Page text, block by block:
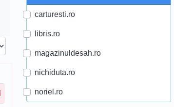
carturesti.ro
libris.ro
magazinuldesah.ro
nichiduta.ro
noriel.ro